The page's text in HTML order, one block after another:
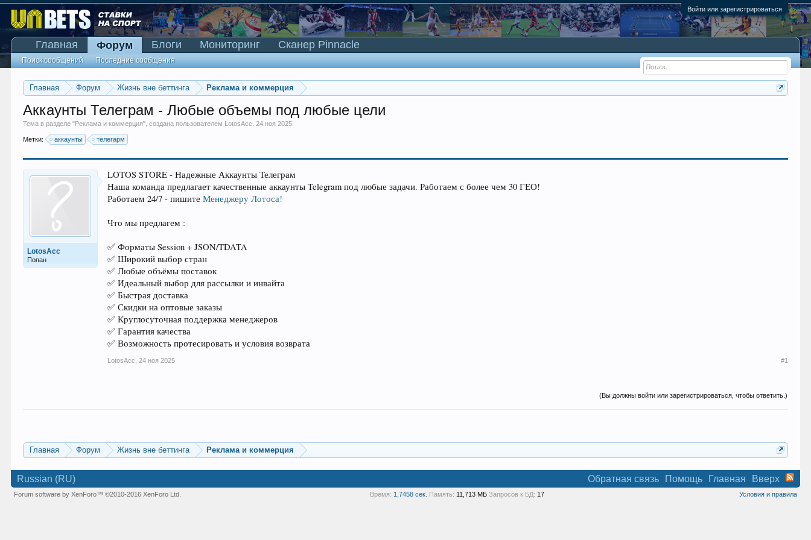
Войти или зарегистрироваться
Главная Форум Жизнь вне беттинга Реклама и коммерция
Аккаунты Телеграм - Любые объемы под любые цели
Тема в разделе "Реклама и коммерция", создана пользователем LotosAcc ,24 ноя 2025
Метки: аккаунты телегарм
LotosAcc
Попан
LOTOS STORE - Надежные Аккаунты Телеграм
Наша команда предлагает качественные аккаунты Telegram под любые задачи. Работаем с более чем 30 ГЕО!
Работаем 24/7 - пишитеМенеджеру Лотоса!
Что мы предлагем :
✅ Форматы Session + JSON/TDATA
✅ Широкий выбор стран
✅ Любые объёмы поставок
✅ Идеальный выбор для рассылки и инвайта
✅ Быстрая доставка
✅ Скидки на оптовые заказы
✅ Круглосуточная поддержка менеджеров
✅ Гарантия качества
✅ Возможность протесировать и условия возврата
LotosAcc 24 ноя 2025 #1
(Вы должны войти или зарегистрироваться, чтобы ответить.)
Главная Форум Жизнь вне беттинга Реклама и коммерция
Главная Форум
Поиск сообщений Последние сообщения
Блоги Мониторинг Сканер Pinnacle
Russian (RU) Обратная связь Помощь Главная Вверх
Условия и правила
Forum software by XenForo™©2010-2016 XenForo Ltd. Время: 1,7458 сек. Память: 11,713 МБ Запросов к БД: 17